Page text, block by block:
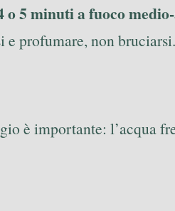
o 5 minuti a fuoco
e profumare, non bruciarsi.
è importante: l’acqua